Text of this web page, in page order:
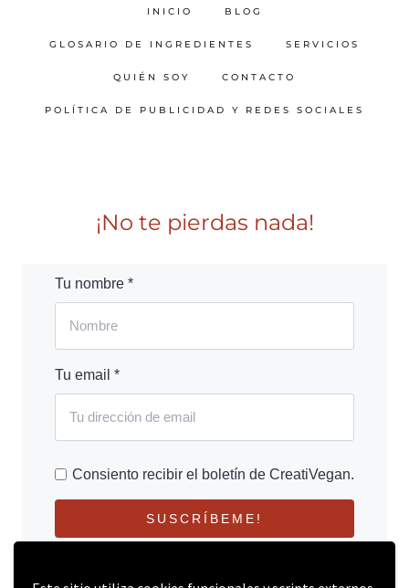
INICIO BLOG
GLOSARIO DE INGREDIENTES SERVICIOS
QUIÉN SOY CONTACTO
POLÍTICA DE PUBLICIDAD Y REDES SOCIALES
¡No te pierdas nada!
Tu nombre *
Tu email *
Consiento recibir el boletín de CreatiVegan.
SUSCRÍBEME!